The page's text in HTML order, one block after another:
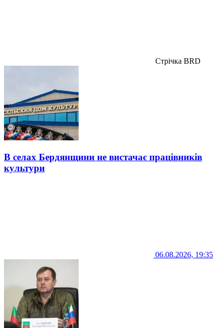
Стрічка BRD
В селах Бердянщини не вистачає працівників
культури
06.08.2026, 19:35